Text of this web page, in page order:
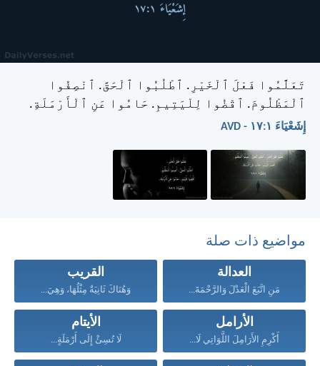
تَعَلَّمُوا فَعْلَ ٱلْخَيْرِ. ٱطْلُبُوا ٱلْحَقَّ. ٱنْصِفُوا
ٱلْمَظْلُومَ. ٱقْضُوا لِلْيَتِيمِ. حَامُوا عَنِ ٱلْأَرْمَلَةِ.
إِشَعْيَاءَ ١:‏١٧ - AVD
مواضيع ذات صلة
العدالة
مَنِ اتَّبَعَ الْعَدْلَ وَالرَّحْمَةَ...
القريب
وَهُنَاكَ ثَانِيَةٌ مِثْلُهَا، وَهِيَ...
الأرامل
أَكْرِمِ الأَرَامِلَ اللَّوَاتِي لَا...
الأيتام
لَا تُسِئْ إِلَى أَرْمَلَةٍ...